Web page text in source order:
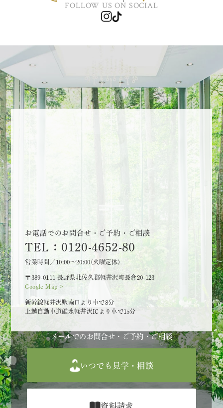
FOLLOW US ON SOCIAL
お電話でのお問合せ・ご予約・ご相談
TEL：0120-4652-80
営業時間／10:00～20:00(火曜定休)
〒389-0111 長野県北佐久郡軽井沢町長倉20-123
Google Map >
新幹線軽井沢駅南口より車で8分
上越自動車道碓氷軽井沢ICより車で15分
メールでのお問合せ・ご予約・ご相談
いつでも見学・相談
資料請求